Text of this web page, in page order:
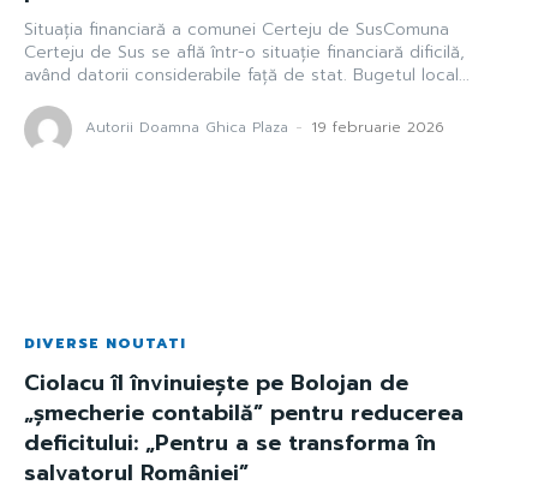
Situația financiară a comunei Certeju de SusComuna
Certeju de Sus se află într-o situație financiară dificilă,
având datorii considerabile față de stat. Bugetul local...
Autorii Doamna Ghica Plaza - 19 februarie 2026
DIVERSE NOUTATI
Ciolacu îl învinuiește pe Bolojan de
„șmecherie contabilă” pentru reducerea
deficitului: „Pentru a se transforma în
salvatorul României”